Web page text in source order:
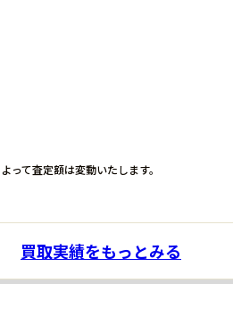
って査定額は変動いたします。
買取実績をもっとみる